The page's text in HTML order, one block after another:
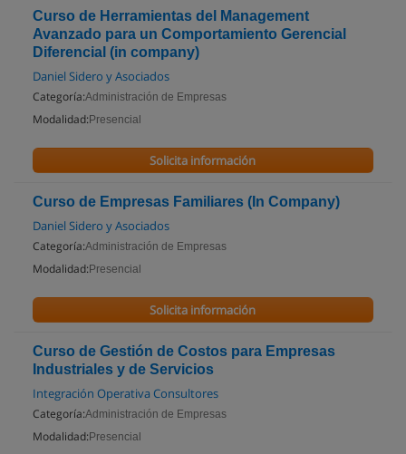
Curso de Herramientas del Management
Avanzado para un Comportamiento Gerencial
Diferencial (in company)
Daniel Sidero y Asociados
Categoría:Administración de Empresas
Modalidad: Presencial
Solicita información
Curso de Empresas Familiares (In Company)
Daniel Sidero y Asociados
Categoría:Administración de Empresas
Modalidad: Presencial
Solicita información
Curso de Gestión de Costos para Empresas
Industriales y de Servicios
Integración Operativa Consultores
Categoría:Administración de Empresas
Modalidad: Presencial